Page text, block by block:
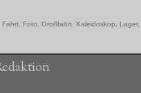
Fahrt Foto Großfahrt Kaleidoskop Lager,